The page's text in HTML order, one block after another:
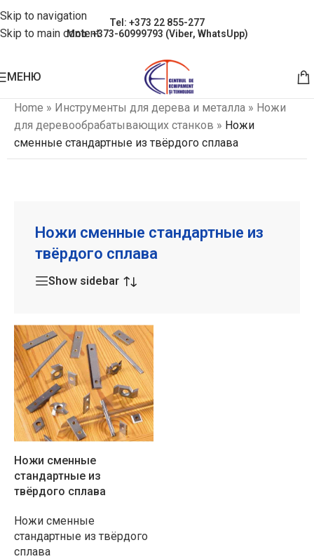
Skip to navigation
Skip to main content
Tel: +373 22 855-277
Mob: +373-60999793 (Viber, WhatsUpp)
МЕНЮ
Home » Инструменты для дерева и металла » Ножи
для деревообрабатывающих станков » Ножи
сменные стандартные из твёрдого сплава
Ножи сменные стандартные из
твёрдого сплава
Show sidebar
Ножи сменные
стандартные из
твёрдого сплава
Ножи сменные
стандартные из твёрдого
сплава